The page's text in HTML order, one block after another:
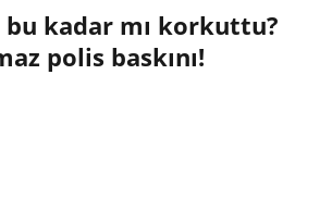
bu kadar mı korkuttu?
polis baskını!